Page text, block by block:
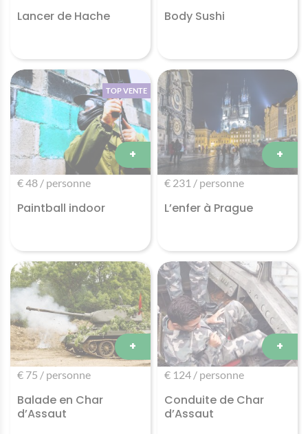
Lancer de Hache Body Sushi
TOP VENTE
+
€ 48 / personne
Paintball indoor
+
€ 231 / personne
L’enfer à Prague
+
€ 75 / personne
Balade en Char
d’Assaut
+
€ 124 / personne
Conduite de Char
d’Assaut